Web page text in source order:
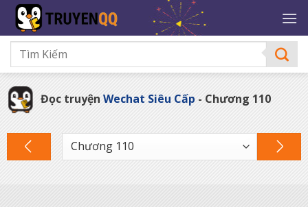
qua
nội
dung
Đọc truyện Wechat Siêu Cấp - Chương 110